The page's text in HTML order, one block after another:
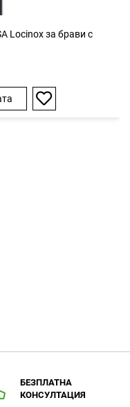
Locinox за брави с
Добави
БЕЗПЛАТНА
КОНСУЛТАЦИЯ